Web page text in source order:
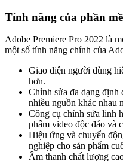
Tính năng của phần
Adobe Premiere Pro 2022 là
một số tính năng chính của
Giao diện người dùng
hơn.
Chỉnh sửa đa dạng
nhiều nguồn khác nhau
Công cụ chỉnh sửa linh
phẩm video độc đáo và
Hiệu ứng và chuyển
nghiệp cho sản phẩm
Âm thanh chất lượng